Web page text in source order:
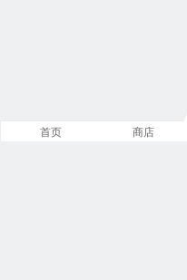
首页 商店